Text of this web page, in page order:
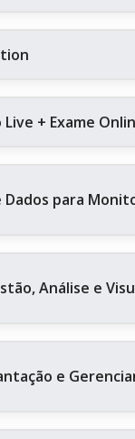
+ Exame
Dados para
Análise e
e